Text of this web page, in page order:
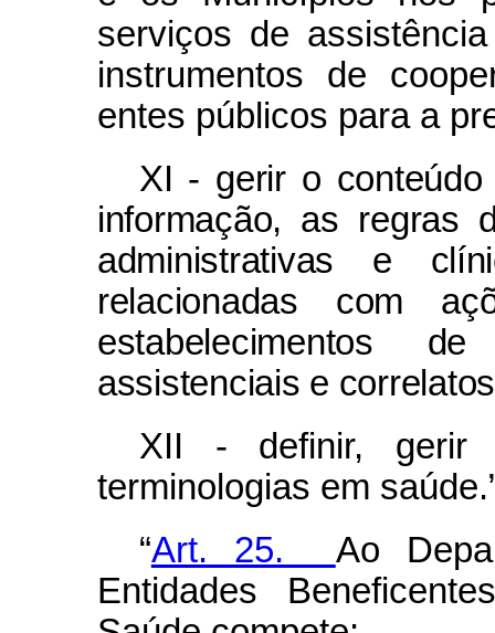
serviços de
instrumentos de
entes públicos para a
XI - gerir o
informação, as regras
administrativas e
relacionadas com
estabelecimentos
assistenciais e
XII - definir, gerir
terminologias em
“Art. 25. Ao
Entidades